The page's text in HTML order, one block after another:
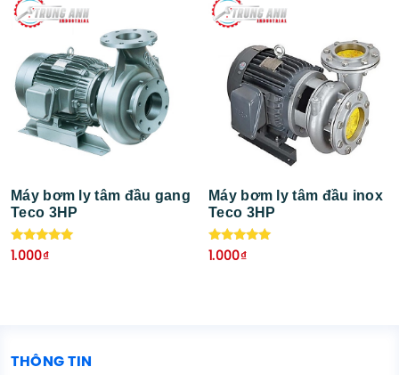
Máy bơm ly tâm đầu gang
Teco 3HP
Được xếp
hạng
1.000₫
Máy bơm ly tâm đầu inox
Teco 3HP
Được xếp
hạng
1.000₫
THÔNG TIN